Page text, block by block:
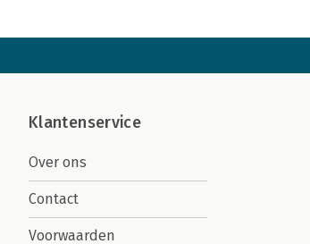
Klantenservice
Over ons
Contact
Voorwaarden